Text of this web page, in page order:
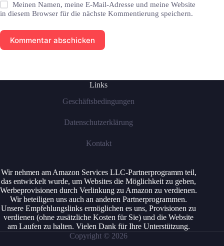
Meinen Namen, meine E-Mail-Adresse und meine Website
in diesem Browser für die nächste Kommentierung speichern.
Kommentar abschicken
Links
Geschäftsbedingungen
Datenschutzerklärung
Kontakt
Wir nehmen am Amazon Services LLC-Partnerprogramm teil,
das entwickelt wurde, um Websites die Möglichkeit zu geben,
Werbeprovisionen durch Verlinkung zu Amazon zu verdienen.
Wir beteiligen uns auch an anderen Partnerprogrammen.
Unsere Empfehlungslinks ermöglichen es uns, Provisionen zu
verdienen (ohne zusätzliche Kosten für Sie) und die Website
am Laufen zu halten. Vielen Dank für Ihre Unterstützung.
Copyright © 2026